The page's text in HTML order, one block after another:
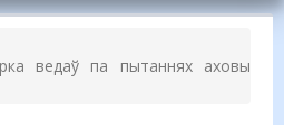
ведаў па пытаннях аховы